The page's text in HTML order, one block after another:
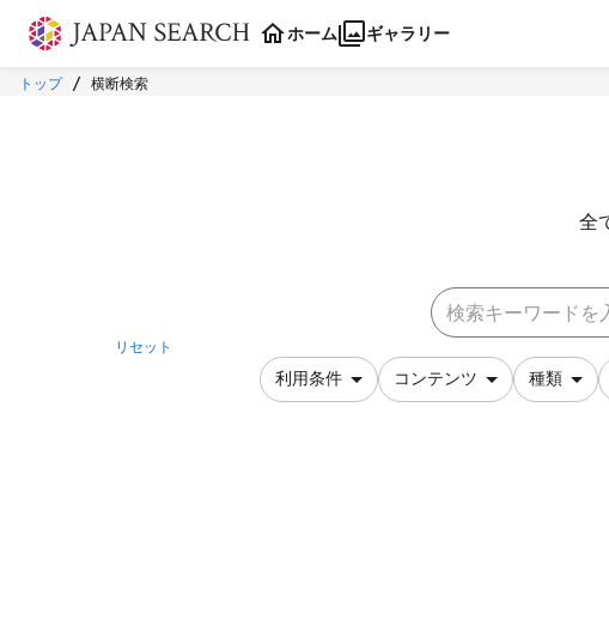
本文に飛ぶ
ホーム ギャラリー
トップ 横断検索
全
リセット
利用条件 コンテンツ 種類